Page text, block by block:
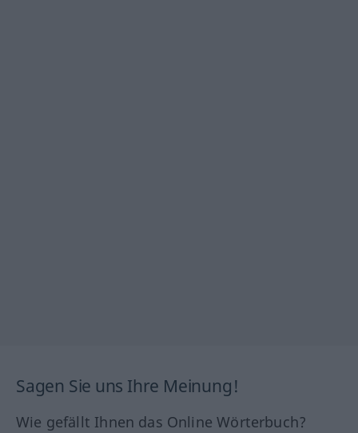
Sagen Sie uns Ihre Meinung!
Wie gefällt Ihnen das Online Wörterbuch?